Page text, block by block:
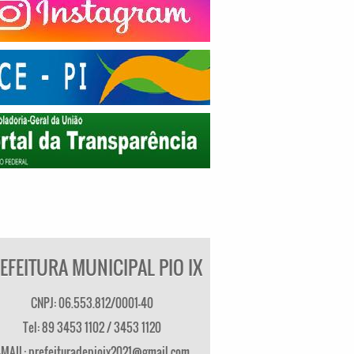
MUNICIPAL PIO IX
CNPJ: 06.553.812/0001-40
Tel: 89 3453 1102 / 3453 1120